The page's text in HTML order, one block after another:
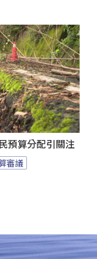
預算分配引關注
審議